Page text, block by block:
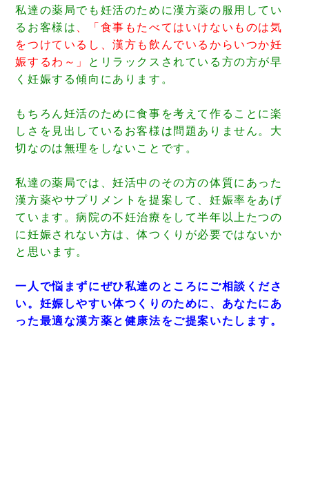
私達の薬局でも妊活のために漢方薬の服用してい
るお客様は
、「食事もたべてはいけないものは気
をつけているし、漢方も飲んでいるからいつか妊
娠するわ～」
とリラックスされている方の方が早
く妊娠する傾向にあります。
もちろん妊活のために食事を考えて作ることに楽
しさを見出しているお客様は問題ありません。大
切なのは無理をしないことです。
私達の薬局では、妊活中のその方の体質にあった
漢方薬やサプリメントを提案して、妊娠率をあげ
ています。病院の不妊治療をして半年以上たつの
に妊娠されない方は、体つくりが必要ではないか
と思います。
一人で悩まずにぜひ私達のところにご相談くださ
い。妊娠しやすい体つくりのために、あなたにあ
った最適な漢方薬と健康法をご提案いたします。